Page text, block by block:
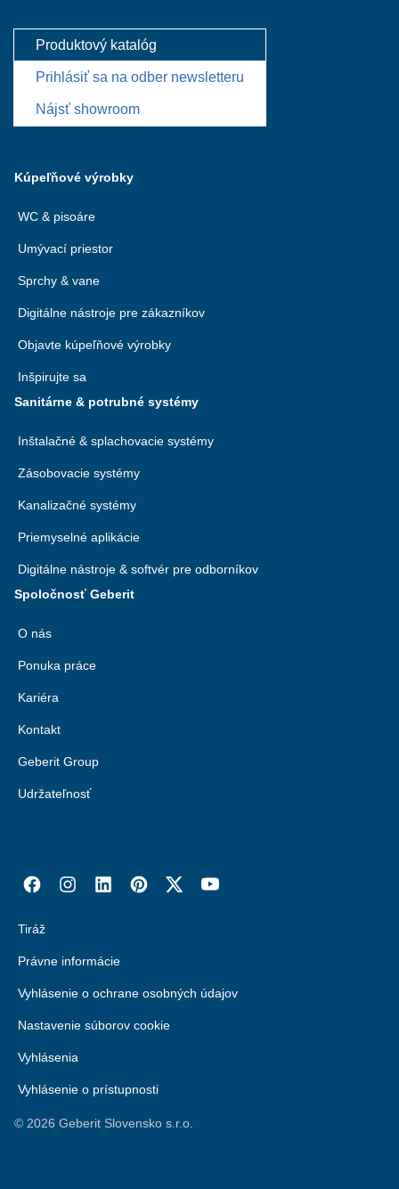
Produktový katalóg
Prihlásiť sa na odber newsletteru
Nájsť showroom
Kúpeľňové výrobky
WC & pisoáre
Umývací priestor
Sprchy & vane
Digitálne nástroje pre zákazníkov
Objavte kúpeľňové výrobky
Inšpirujte sa
Sanitárne & potrubné systémy
Inštalačné & splachovacie systémy
Zásobovacie systémy
Kanalizačné systémy
Priemyselné aplikácie
Digitálne nástroje & softvér pre odborníkov
Spoločnosť Geberit
O nás
Ponuka práce
Kariéra
Kontakt
Geberit Group
Udržateľnosť
Tiráž
Právne informácie
Vyhlásenie o ochrane osobných údajov
Nastavenie súborov cookie
Vyhlásenia
Vyhlásenie o prístupnosti
© 2026 Geberit Slovensko s.r.o.